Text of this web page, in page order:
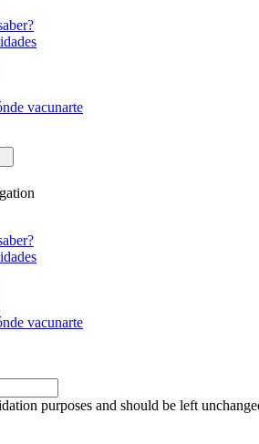
vacunarte
vacunarte
purposes and should be left